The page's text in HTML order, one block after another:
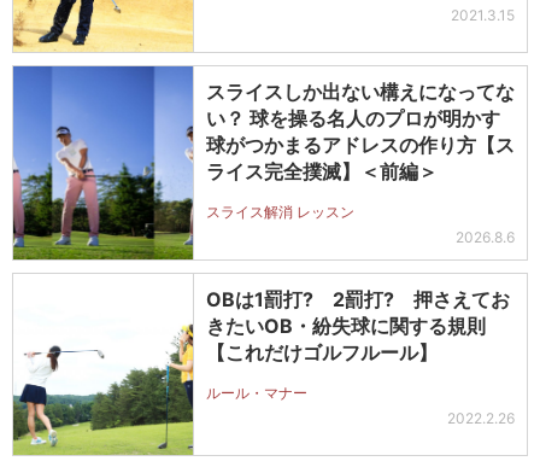
2021.3.15
スライスしか出ない構えになってな
い？ 球を操る名人のプロが明かす
球がつかまるアドレスの作り方【ス
ライス完全撲滅】＜前編＞
スライス解消 レッスン
2026.8.6
OBは1罰打? 2罰打? 押さえてお
きたいOB・紛失球に関する規則
【これだけゴルフルール】
ルール・マナー
2022.2.26